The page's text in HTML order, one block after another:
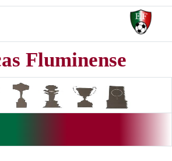
Fluminense